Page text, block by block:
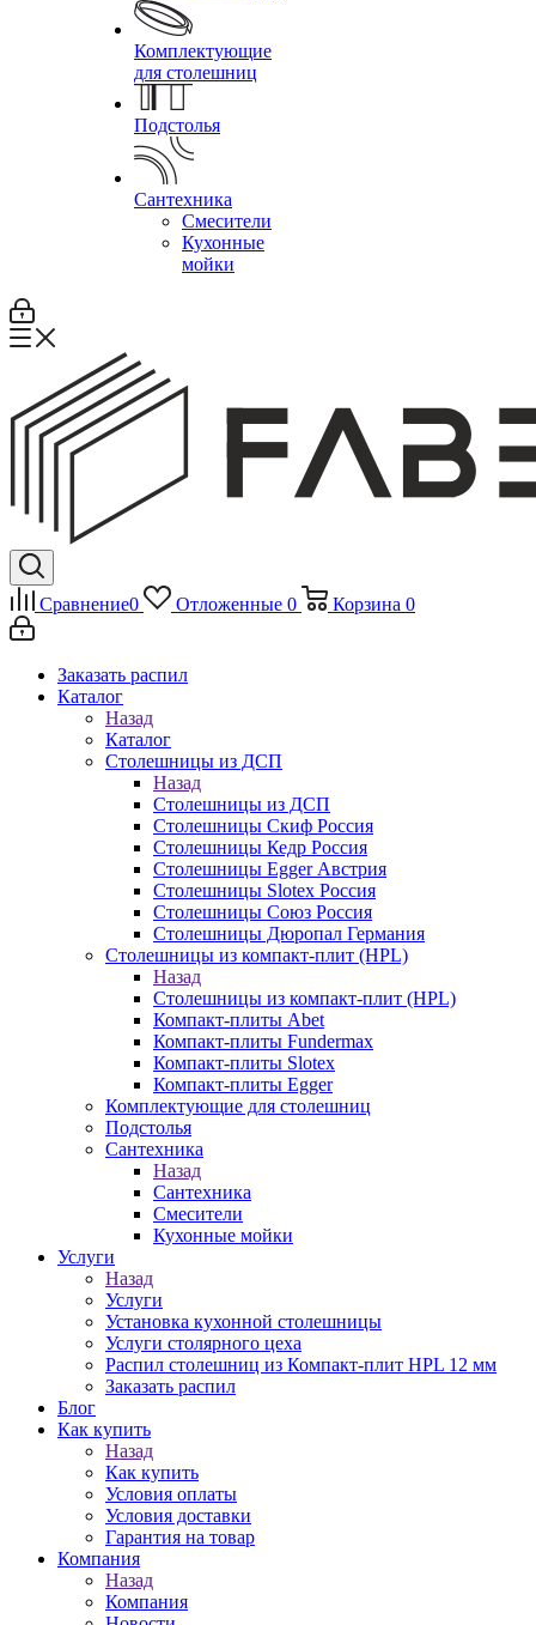
Комплектующие
для столешниц
Подстолья
Сантехника
Смесители
Кухонные
мойки
Сравнение0 Отложенные 0 Корзина 0
Заказать распил
Каталог
Назад
Каталог
Столешницы из ДСП
Назад
Столешницы из ДСП
Столешницы Скиф Россия
Столешницы Кедр Россия
Столешницы Egger Австрия
Столешницы Slotex Россия
Столешницы Союз Россия
Столешницы Дюропал Германия
Столешницы из компакт-плит (HPL)
Назад
Столешницы из компакт-плит (HPL)
Компакт-плиты Abet
Компакт-плиты Fundermax
Компакт-плиты Slotex
Компакт-плиты Egger
Комплектующие для столешниц
Подстолья
Сантехника
Назад
Сантехника
Смесители
Кухонные мойки
Услуги
Назад
Услуги
Установка кухонной столешницы
Услуги столярного цеха
Распил столешниц из Компакт-плит HPL 12 мм
Заказать распил
Блог
Как купить
Назад
Как купить
Условия оплаты
Условия доставки
Гарантия на товар
Компания
Назад
Компания